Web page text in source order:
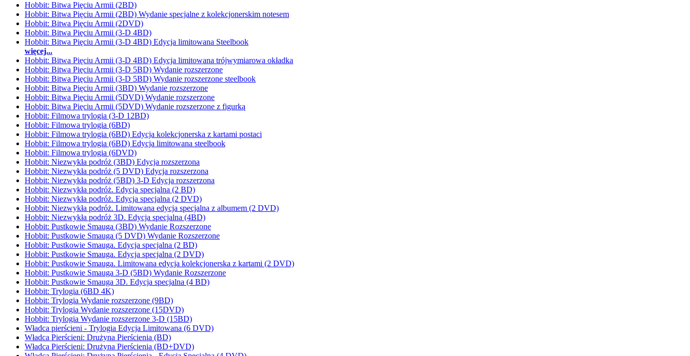
Hobbit: Bitwa Pięciu Armii (2BD)
Hobbit: Bitwa Pięciu Armii (2BD) Wydanie specjalne z kolekcjonerskim notesem
Hobbit: Bitwa Pięciu Armii (2DVD)
Hobbit: Bitwa Pięciu Armii (3-D 4BD)
Hobbit: Bitwa Pięciu Armii (3-D 4BD) Edycja limitowana Steelbook
więcej...
Hobbit: Bitwa Pięciu Armii (3-D 4BD) Edycja limitowana trójwymiarowa okładka
Hobbit: Bitwa Pięciu Armii (3-D 5BD) Wydanie rozszerzone
Hobbit: Bitwa Pięciu Armii (3-D 5BD) Wydanie rozszerzone steelbook
Hobbit: Bitwa Pięciu Armii (3BD) Wydanie rozszerzone
Hobbit: Bitwa Pięciu Armii (5DVD) Wydanie rozszerzone
Hobbit: Bitwa Pięciu Armii (5DVD) Wydanie rozszerzone z figurką
Hobbit: Filmowa trylogia (3-D 12BD)
Hobbit: Filmowa trylogia (6BD)
Hobbit: Filmowa trylogia (6BD) Edycja kolekcjonerska z kartami postaci
Hobbit: Filmowa trylogia (6BD) Edycja limitowana steelbook
Hobbit: Filmowa trylogia (6DVD)
Hobbit: Niezwykła podróż (3BD) Edycja rozszerzona
Hobbit: Niezwykła podróż (5 DVD) Edycja rozszerzona
Hobbit: Niezwykła podróż (5BD) 3-D Edycja rozszerzona
Hobbit: Niezwykła podróż. Edycja specjalna (2 BD)
Hobbit: Niezwykła podróż. Edycja specjalna (2 DVD)
Hobbit: Niezwykła podróż. Limitowana edycja specjalna z albumem (2 DVD)
Hobbit: Niezwykła podróż 3D. Edycja specjalna (4BD)
Hobbit: Pustkowie Smauga (3BD) Wydanie Rozszerzone
Hobbit: Pustkowie Smauga (5 DVD) Wydanie Rozszerzone
Hobbit: Pustkowie Smauga. Edycja specjalna (2 BD)
Hobbit: Pustkowie Smauga. Edycja specjalna (2 DVD)
Hobbit: Pustkowie Smauga. Limitowana edycja kolekcjonerska z kartami (2 DVD)
Hobbit: Pustkowie Smauga 3-D (5BD) Wydanie Rozszerzone
Hobbit: Pustkowie Smauga 3D. Edycja specjalna (4 BD)
Hobbit: Trylogia (6BD 4K)
Hobbit: Trylogia Wydanie rozszerzone (9BD)
Hobbit: Trylogia Wydanie rozszerzone (15DVD)
Hobbit: Trylogia Wydanie rozszerzone 3-D (15BD)
Władca pierścieni - Trylogia Edycja Limitowana (6 DVD)
Władca Pierścieni: Drużyna Pierścienia (BD)
Władca Pierścieni: Drużyna Pierścienia (BD+DVD)